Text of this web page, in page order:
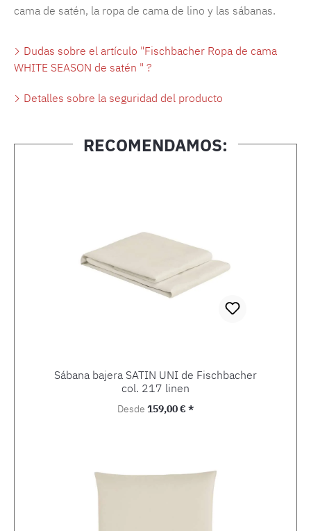
cama de satén, la ropa de cama de lino y las sábanas.
Dudas sobre el artículo "Fischbacher Ropa de cama
WHITE SEASON de satén " ?
Detalles sobre la seguridad del producto
RECOMENDAMOS:
Sábana bajera SATIN UNI de Fischbacher
col. 217 linen
Precio normal:
Desde 159,00 € *